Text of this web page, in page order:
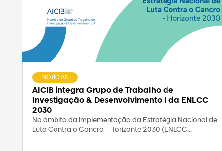
AICIB integra Grupo de Trabalho de
Investigação & Desenvolvimento I da ENLCC
2030
NOTÍCIAS
No âmbito da implementação da Estratégia Nacional de
Luta Contra o Cancro – Horizonte 2030 (ENLCC...